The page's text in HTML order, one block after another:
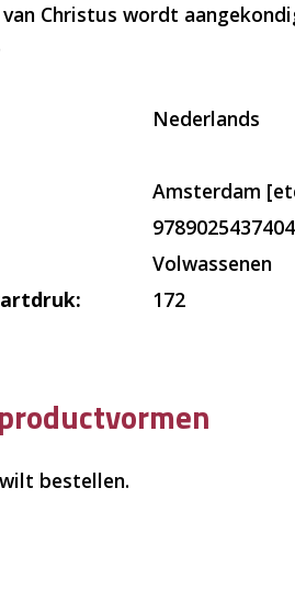
Christus wordt
Nederlands
Amsterdam
9789025437404
Volwassenen
172
bestellen.